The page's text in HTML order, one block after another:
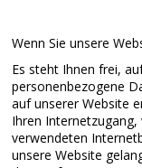
Wenn Sie unsere
Es steht Ihnen frei,
personenbezogene
auf unserer Website
Ihren
verwendeten
unsere Website